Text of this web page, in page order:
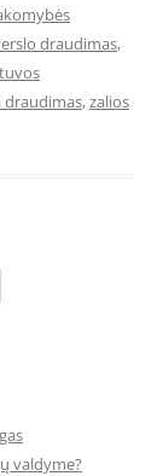
draudimas,
draudimas,zalios
valdyme?